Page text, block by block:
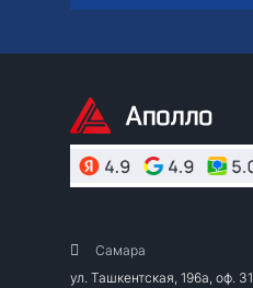
Самара
ул. Ташкентская, 196а, оф. 31